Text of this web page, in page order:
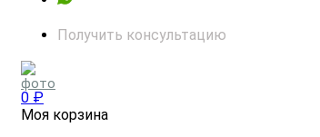
Получить консультацию
0 ₽
Моя корзина